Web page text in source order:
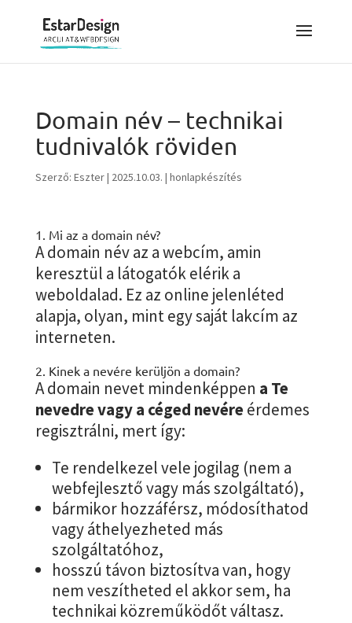
Domain név – technikai
tudnivalók röviden
Szerző: Eszter| 2025.10.03. | honlapkészítés
1. Mi az a domain név?
A domain név az a webcím, amin
keresztül a látogatók elérik a
weboldalad. Ez az online jelenléted
alapja, olyan, mint egy saját lakcím az
interneten.
2. Kinek a nevére kerüljön a domain?
A domain nevet mindenképpen a Te
nevedre vagy a céged nevéreérdemes
regisztrálni, mert így:
Te rendelkezel vele jogilag (nem a
webfejlesztő vagy más szolgáltató),
bármikor hozzáférsz, módosíthatod
vagy áthelyezheted más
szolgáltatóhoz,
hosszú távon biztosítva van, hogy
nem veszítheted el akkor sem, ha
technikai közreműködőt váltasz.